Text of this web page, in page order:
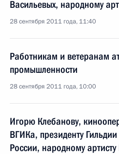
Васильевых, народному
28 сентября 2011 года, 11:40
Работникам и ветеранам
промышленности
28 сентября 2011 года, 10:00
Игорю Клебанову,
ВГИКа, президенту
России, народному артисту